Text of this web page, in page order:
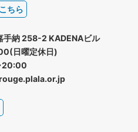
ちら
手納 258-2 KADENAビル
日曜定休日)